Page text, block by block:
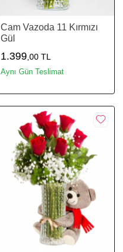
Cam Vazoda 11 Kırmızı
Gül
1.399,00 TL
Aynı Gün Teslimat